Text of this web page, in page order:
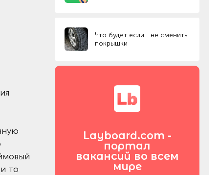
Что будет если… не сменить
покрышки
Layboard.com -
портал
вакансий во всем
мире
то